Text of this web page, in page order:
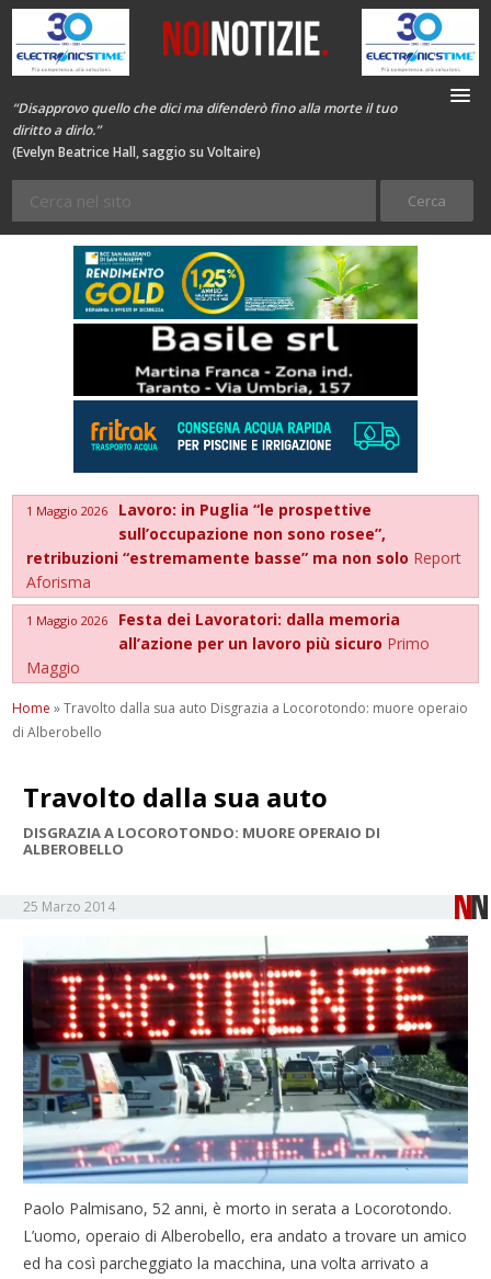
“Disapprovo quello che dici ma difenderò fino alla morte il tuo
diritto a dirlo.”
(Evelyn Beatrice Hall, saggio su Voltaire)
1 Maggio 2026
Lavoro: in Puglia “le prospettive
sull’occupazione non sono rosee”,
retribuzioni “estremamente basse” ma non solo Report
Aforisma
1 Maggio 2026
Festa dei Lavoratori: dalla memoria
all’azione per un lavoro più sicuro Primo
Maggio
Home »Travolto dalla sua auto Disgrazia a Locorotondo: muore operaio
di Alberobello
Travolto dalla sua auto
DISGRAZIA A LOCOROTONDO: MUORE OPERAIO DI
ALBEROBELLO
25 Marzo 2014
Paolo Palmisano, 52 anni, è morto in serata a Locorotondo.
L’uomo, operaio di Alberobello, era andato a trovare un amico
ed ha così parcheggiato la macchina, una volta arrivato a